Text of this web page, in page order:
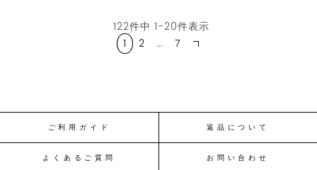
122件中 1-20件表示
1
2 … 7
ご利用ガイド 返品について
よくあるご質問 お問い合わせ